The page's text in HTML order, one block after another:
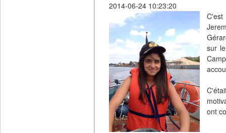
2014-06-24 10:23:20
sur
ont